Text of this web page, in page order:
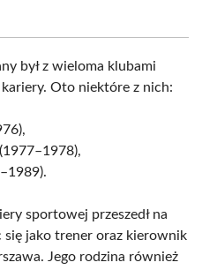
był z wieloma klubami
Oto niektóre z nich:
sportowej przeszedł na
się jako trener oraz kierownik
Jego rodzina również